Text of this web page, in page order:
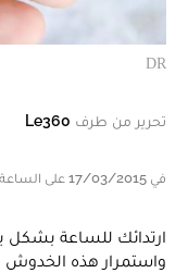
DR
تحرير من طرف Le360
في 17/03/2015 على الساعة 10:30
ارتدائك للساعة بشكل
واستمرار هذه